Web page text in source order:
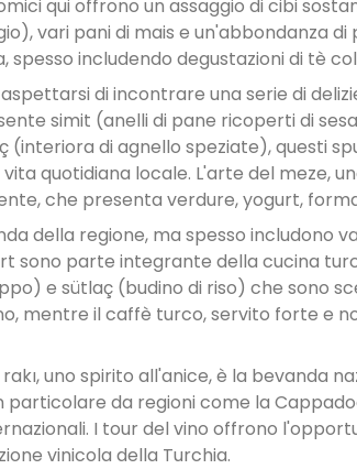
qui offrono un assaggio di cibi
vari pani di mais e un'abbondanza di
spesso includendo degustazioni di tè
di incontrare una serie di
simit (anelli di pane ricoperti di
di agnello speziate), questi
quotidiana locale. L'arte del meze,
che presenta verdure, yogurt,
della regione, ma spesso includono
sono parte integrante della cucina
e sütlaç (budino di riso) che sono
mentre il caffè turco, servito forte e
uno spirito all'anice, è la bevanda
da regioni come la
I tour del vino offrono
vinicola della Turchia.